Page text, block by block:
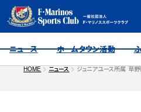
ニュース ホームタウン活動
HOME ニュース ジュニアユース所属 草